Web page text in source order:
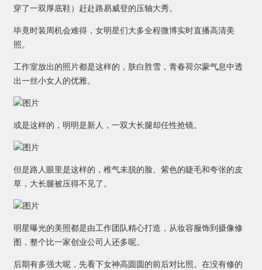
穿了一双厚底鞋）赶赴路易威登的压轴大秀。
毕竟时装周机会难得，女明星们大多全程微博实时直播高清美
照。
工作室放出的照片都是这样的，肤白胜雪，青春荷尔蒙气息中透
出一丝小女人的优雅。
或是这样的，明明是新人，一双大长腿却任性抢镜。
但是路人眼里是这样的，稚气未脱的脸、紫色的睫毛和夸张的皮
草，大长腿被压得不见了。
明星曝光的美照都是由工作团队精心打造，从妆容服饰到摄像修
图，整个比一家创业公司人还多呢。
后期有多强大呢，先看下女神高圆圆的前后对比照。在没有修的